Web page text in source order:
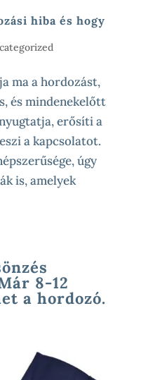
hiba és hogy
ma a hordozást,
és mindenekelőtt
erősíti a
a kapcsolatot.
úgy
is, amelyek
8-12
a hordozó.